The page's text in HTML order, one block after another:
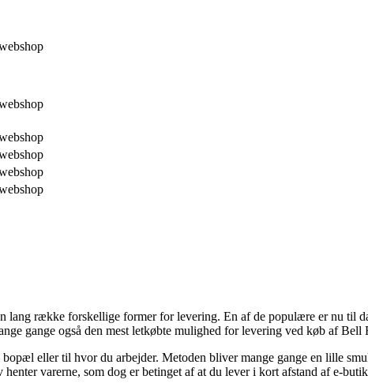
lang række forskellige former for levering. En af de populære er nu til
gange også den mest letkøbte mulighed for levering ved køb af Bell
eller til hvor du arbejder. Metoden bliver mange gange en lille
varerne, som dog er betinget af at du lever i kort afstand af e-